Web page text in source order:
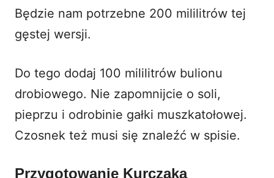
Będzie nam potrzebne 200 mililitrów tej
gęstej wersji.
Do tego dodaj 100 mililitrów bulionu
drobiowego. Nie zapomnijcie o soli,
pieprzu i odrobinie gałki muszkatołowej.
Czosnek też musi się znaleźć w spisie.
Przygotowanie Kurczaka